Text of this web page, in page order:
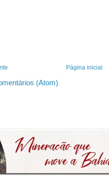
Página inicial
(Atom)